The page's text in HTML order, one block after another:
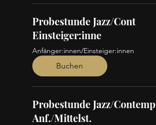
Probestunde Jazz/Cont
Einsteiger:inne
Anfänger:innen/Einsteiger:innen
Buchen
Probestunde Jazz/Contemp
Anf./Mittelst.